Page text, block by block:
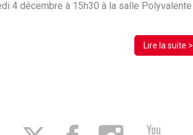
4 décembre à 15h30 à la salle Polyvalente
Lire la suite >